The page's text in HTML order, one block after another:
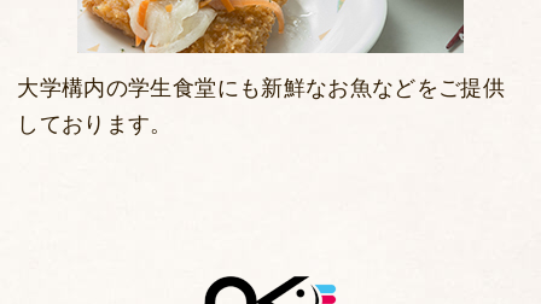
大学構内の学生食堂にも新鮮なお魚などをご提供
しております。